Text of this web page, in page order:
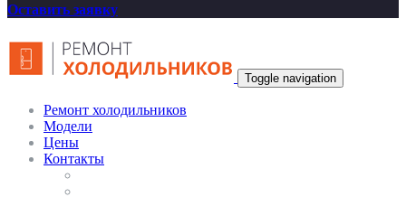
Оставить заявку
Toggle navigation
Ремонт холодильников
Модели
Цены
Контакты